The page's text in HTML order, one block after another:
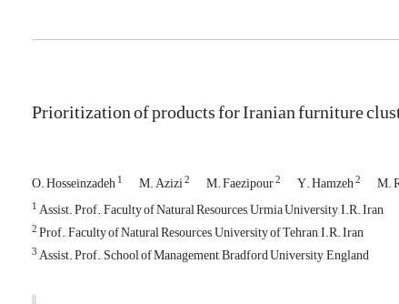
Prioritization of products for Iranian furniture
O. Hosseinzadeh1 M. Azizi2 M. Faezipour2 Y. Hamzeh2 M.
1Assist. Prof., Faculty of Natural Resources, Urmia University, I.R. Iran
2Prof., Faculty of Natural Resources, University of Tehran, I.R. Iran
3Assist. Prof., School of Management, Bradford University, England